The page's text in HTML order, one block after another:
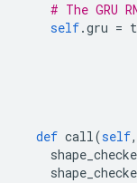
# The GRU
self.gru =
def call(self,